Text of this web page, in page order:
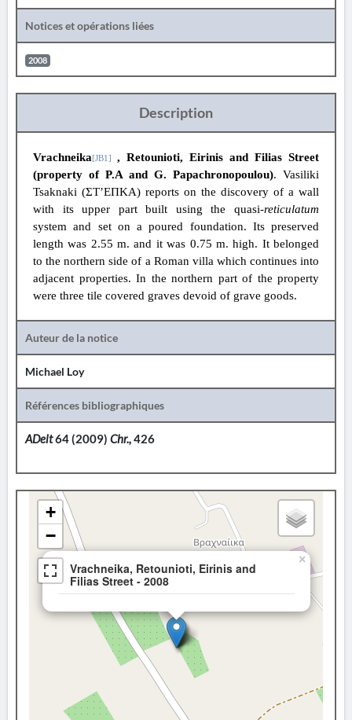
Notices et opérations liées
2008
Description
Vrachneika[JB1]
, Retounioti, Eirinis and Filias Street
(property of P.A and G. Papachronopoulou). Vasiliki
Tsaknaki (ΣΤ’ΕΠΚΑ) reports on the discovery of a wall
with its upper part built using the quasi-reticulatum
system and set on a poured foundation. Its preserved
length was 2.55 m. and it was 0.75 m. high. It belonged
to the northern side of a Roman villa which continues into
adjacent properties. In the northern part of the property
were three tile covered graves devoid of grave goods.
Auteur de la notice
Michael Loy
Références bibliographiques
ADelt64 (2009) Chr.,426
Vrachneika, Retounioti, Eirinis and
Filias Street - 2008
×
+
−